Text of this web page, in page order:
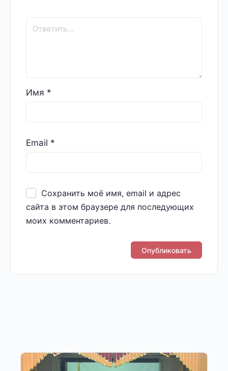
Имя *
Email *
Сохранить моё имя, email и адрес
сайта в этом браузере для последующих
моих комментариев.
Другие публикации